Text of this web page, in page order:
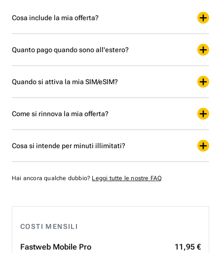
COSTI MENSILI
Fastweb Mobile Pro 11,95 €
Cosa include la mia offerta?
Quanto pago quando sono all'estero?
Quando si attiva la mia SIM/eSIM?
Come si rinnova la mia offerta?
Cosa si intende per minuti illimitati?
Hai ancora qualche dubbio? Leggi tutte le nostre FAQ